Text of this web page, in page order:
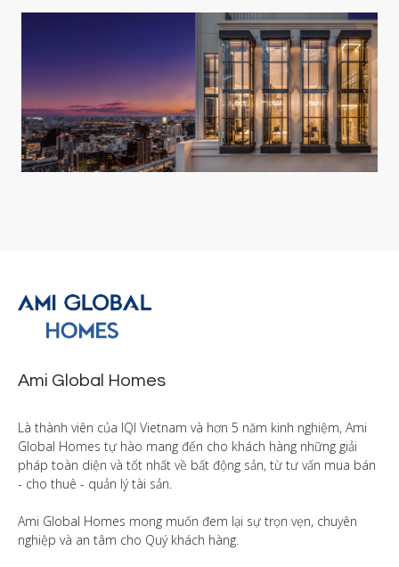
Ami Global Homes
Là thành viên của IQI Vietnam và hơn 5 năm kinh nghiệm, Ami
Global Homes tự hào mang đến cho khách hàng những giải
pháp toàn diện và tốt nhất về bất động sản, từ tư vấn mua bán
- cho thuê - quản lý tài sản.
Ami Global Homes mong muốn đem lại sự trọn vẹn, chuyên
nghiệp và an tâm cho Quý khách hàng.